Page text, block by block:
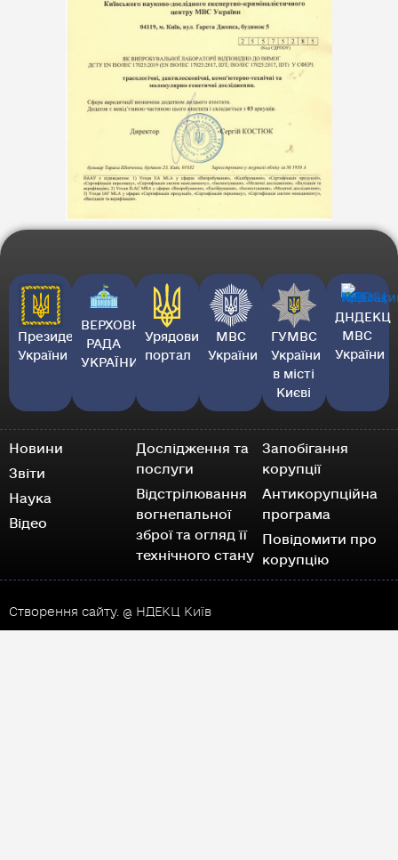
Президент
України
ВЕРХОВНА
РАДА
УКРАЇНИ
Урядовий
портал
МВС
України
ГУМВС
України
в місті
Києві
ДНДЕКЦ
МВС
України
Новини
Звіти
Наука
Відео
Дослідження та
послуги
Відстрілювання
вогнепальної
зброї та огляд її
технічного стану
Запобігання
корупції
Антикорупційна
програма
Повідомити про
корупцію
Створення сайту. @ НДЕКЦ Київ